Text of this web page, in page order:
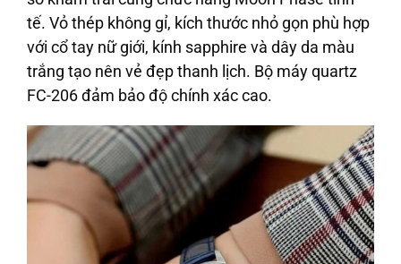
tế. Vỏ thép không gỉ, kích thước nhỏ gọn phù hợp
với cổ tay nữ giới, kính sapphire và dây da màu
trắng tạo nên vẻ đẹp thanh lịch. Bộ máy quartz
FC-206 đảm bảo độ chính xác cao.